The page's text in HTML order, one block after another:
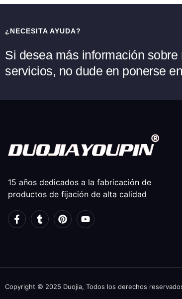
¿NECESITA AYUDA?
Si desea más información
servicios, no dude en ponerse
15 años dedicados a la fabricación de
productos de fijación de alta calidad
Copyright © 2025 Duojia, Todos los derechos